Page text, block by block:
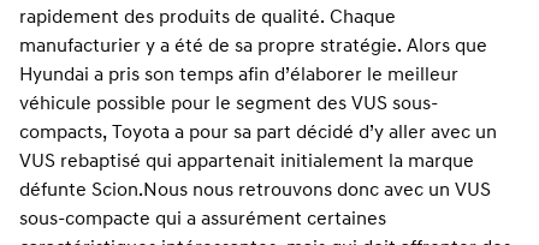
rapidement des produits de qualité. Chaque
manufacturier y a été de sa propre stratégie. Alors que
Hyundai a pris son temps afin d’élaborer le meilleur
véhicule possible pour le segment des VUS sous-
compacts, Toyota a pour sa part décidé d’y aller avec un
VUS rebaptisé qui appartenait initialement la marque
défunte Scion. Nous nous retrouvons donc avec un VUS
sous-compacte qui a assurément certaines